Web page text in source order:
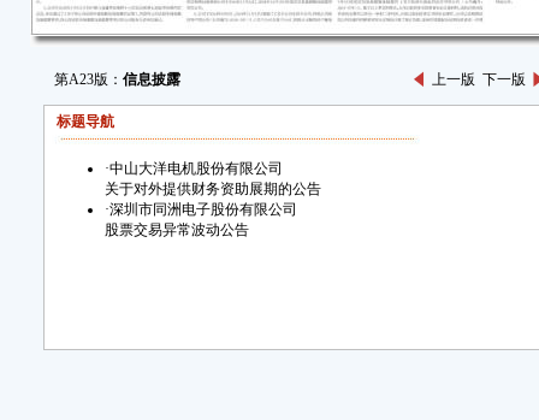
第A23版： 信息披露 上一版 下一版
标题导航
·中山大洋电机股份有限公司
关于对外提供财务资助展期的公告
·深圳市同洲电子股份有限公司
股票交易异常波动公告